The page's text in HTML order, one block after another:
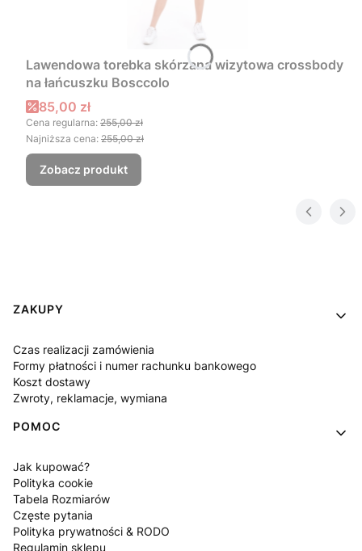
Lawendowa torebka skórzana wizytowa crossbody
na łańcuszku Bosccolo
Cena promocyjna
85,00 zł
Cena regularna: 255,00 zł
Najniższa cena: 255,00 zł
Zobacz produkt
Linki w stopce
ZAKUPY
Czas realizacji zamówienia
Formy płatności i numer rachunku bankowego
Koszt dostawy
Zwroty, reklamacje, wymiana
POMOC
Jak kupować?
Polityka cookie
Tabela Rozmiarów
Częste pytania
Polityka prywatności & RODO
Regulamin sklepu